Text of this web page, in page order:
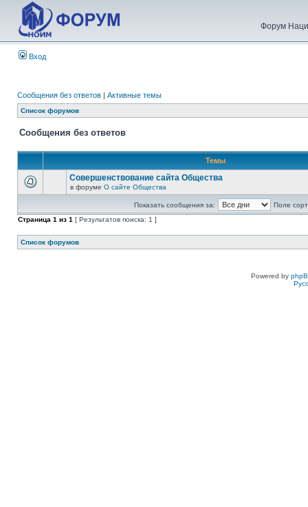
Форум
Вход
Сообщения без ответов | Активные темы
Список форумов
Сообщения без ответов
Темы
Совершенствование сайта Общества
в форуме О сайте Общества
Показать сообщения за:
Поле
Страница 1 из 1 [ Результатов поиска: 1 ]
Список форумов
Powered by